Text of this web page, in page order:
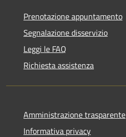
Prenotazione appuntamento
Segnalazione disservizio
Leggi le FAQ
Richiesta assistenza
Amministrazione trasparente
Informativa privacy